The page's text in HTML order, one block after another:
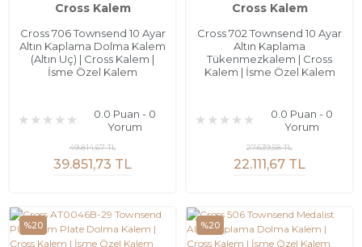
Cross Kalem
Cross 706 Townsend 10 Ayar
Altın Kaplama Dolma Kalem
(Altın Uç) | Cross Kalem |
İsme Özel Kalem
0.0 Puan - 0
Yorum
39.851,73 TL
49.814,67 TL
Cross Kalem
Cross 702 Townsend 10 Ayar
Altın Kaplama
Tükenmezkalem | Cross
Kalem | İsme Özel Kalem
0.0 Puan - 0
Yorum
22.111,67 TL
27.639,58 TL
%20 %20